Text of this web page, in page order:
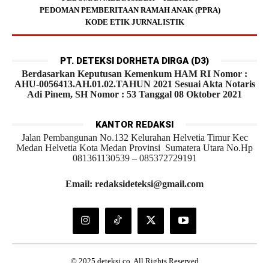
PEDOMAN PEMBERITAAN RAMAH ANAK (PPRA)
KODE ETIK JURNALISTIK
PT. DETEKSI DORHETA DIRGA (D3)
Berdasarkan Keputusan Kemenkum HAM RI Nomor :
AHU-0056413.AH.01.02.TAHUN 2021 Sesuai Akta Notaris
Adi Pinem, SH Nomor : 53 Tanggal 08 Oktober 2021
KANTOR REDAKSI
Jalan Pembangunan No.132 Kelurahan Helvetia Timur Kec
Medan Helvetia Kota Medan Provinsi Sumatera Utara No.Hp
081361130539 – 085372729191
Email: redaksideteksi@gmail.com
© 2025 deteksi.co. All Rights Reserved